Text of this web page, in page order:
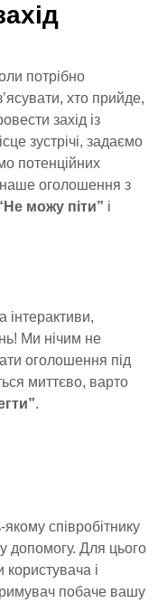
потрібно
хто прийде,
захід із
зустрічі, задаємо
потенційних
оголошення з
можу піти” і
інтерактиви,
Ми нічим не
оголошення під
миттєво, варто
.
співробітнику
допомогу. Для цього
користувача і
побаче вашу